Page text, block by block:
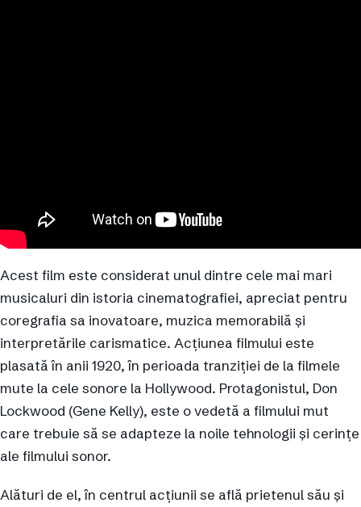
Acest film este considerat unul dintre cele mai mari
musicaluri din istoria cinematografiei, apreciat pentru
coregrafia sa inovatoare, muzica memorabilă și
interpretările carismatice. Acțiunea filmului este
plasată în anii 1920, în perioada tranziției de la filmele
mute la cele sonore la Hollywood. Protagonistul, Don
Lockwood (Gene Kelly), este o vedetă a filmului mut
care trebuie să se adapteze la noile tehnologii și cerințe
ale filmului sonor.
Alături de el, în centrul acțiunii se află prietenul său și